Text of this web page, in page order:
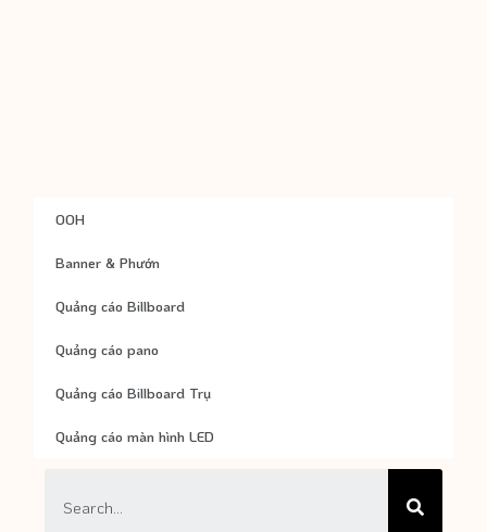
OOH
Banner & Phướn
Quảng cáo Billboard
Quảng cáo pano
Quảng cáo Billboard Trụ
Quảng cáo màn hình LED